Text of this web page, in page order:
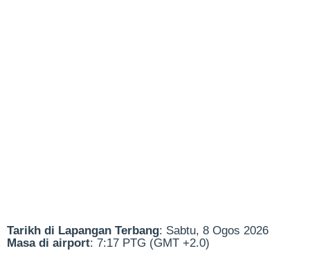
Tarikh di Lapangan Terbang: Sabtu, 8 Ogos 2026
Masa di airport: 7:17 PTG (GMT +2.0)